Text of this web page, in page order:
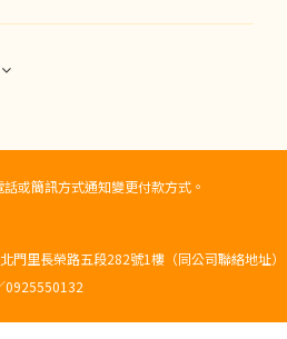
或簡訊方式通知變更付款方式。
里長榮路五段282號1樓（同公司聯絡地址）
0925550132